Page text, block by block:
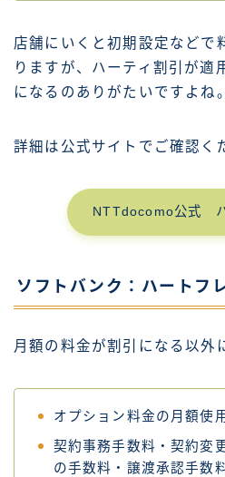
店舗にいくと初期設定などで
りますが、ハーティ割引が適
になるのありがたいですよね。
詳細は公式サイトでご確認く
NTTdocomo公式 ハ
ソフトバンク：ハートフ
月額の料金が割引になる以外
オプション料金の月額使
契約事務手数料・契約変
の手数料・譲渡承認手